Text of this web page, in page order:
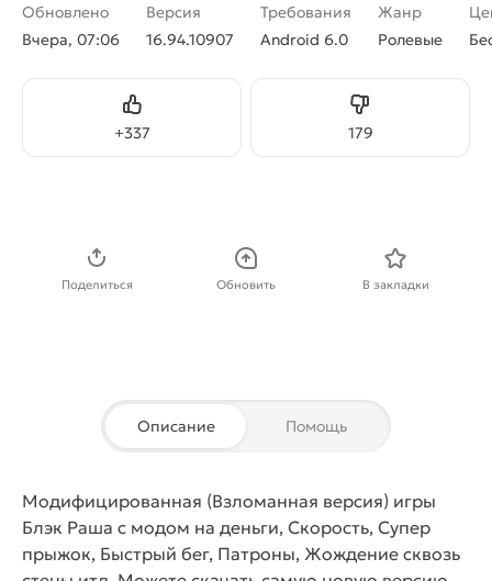
Обновлено
Вчера, 07:06
Версия
16.94.10907
Требования
Android 6.0
Жанр
Ролевые
+337
Нравится 179Не нравится
Поделиться Обновить В закладки
Описание Помощь
Модифицированная (Взломанная версия) игры
Блэк Раша с модом на деньги, Скорость, Супер
прыжок, Быстрый бег, Патроны, Жождение сквозь